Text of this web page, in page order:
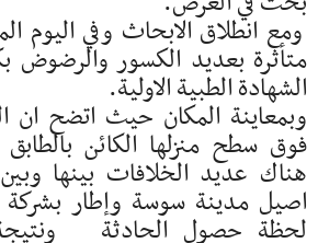
ومع انطلاق الابحاث وفي اليوم
متأثرة بعديد الكسور
الشهادة الطبية الاولية.
وبمعاينة المكان حيث اتضح
فوق سطح منزلها الكائن بالطابق
هناك عديد الخلافات بينها
اصيل مدينة سوسة وإطار
لحظة حصول الحادثة